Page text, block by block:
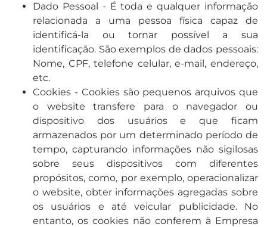
Dado Pessoal - É toda e qualquer informação
relacionada a uma pessoa física capaz de
identificá-la ou tornar possível a sua
identificação. São exemplos de dados pessoais:
Nome, CPF, telefone celular, e-mail, endereço,
etc.
Cookies - Cookies são pequenos arquivos que
o website transfere para o navegador ou
dispositivo dos usuários e que ficam
armazenados por um determinado período de
tempo, capturando informações não sigilosas
sobre seus dispositivos com diferentes
propósitos, como, por exemplo, operacionalizar
o website, obter informações agregadas sobre
os usuários e até veicular publicidade. No
entanto, os cookies não conferem à Empresa